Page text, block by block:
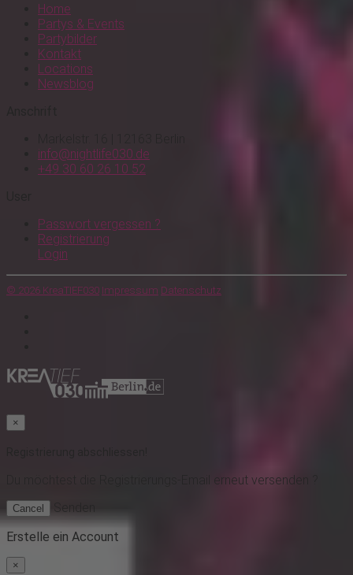
Home
Partys & Events
Partybilder
Kontakt
Locations
Newsblog
info@nightlife030.de
+49 30 60 26 10 52
Passwort vergessen ?
Registrierung
Login
© 2026 KreaTIEF030 Impressum Datenschutz
×
die Registrierungs-Email erneut versenden ?
Cancel
Senden
Erstelle ein Account
×